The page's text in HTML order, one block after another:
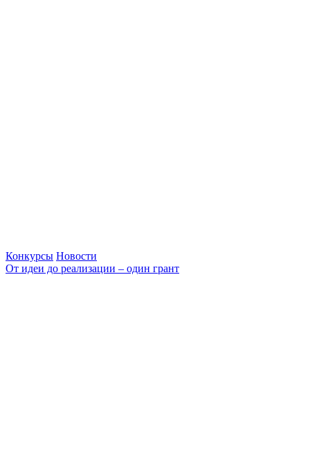
Конкурсы Новости
От идеи до реализации – один грант